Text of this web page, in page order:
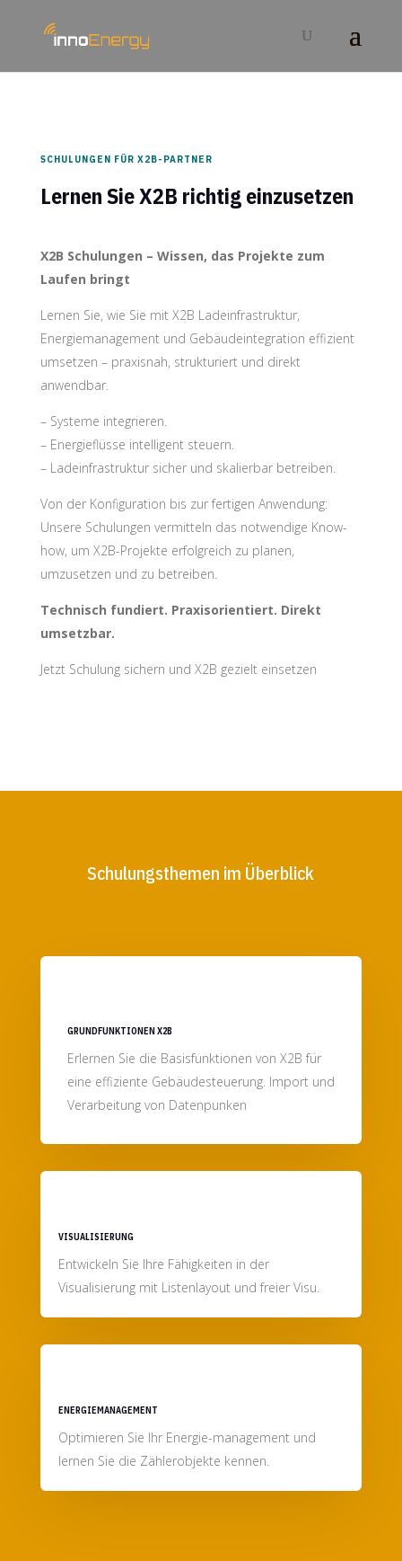
SCHULUNGEN FÜR X2B-PARTNER
Lernen Sie X2B richtig einzusetzen
X2B Schulungen – Wissen, das Projekte zum
Laufen bringt
Lernen Sie, wie Sie mit X2B Ladeinfrastruktur,
Energiemanagement und Gebäudeintegration effizient
umsetzen – praxisnah, strukturiert und direkt
anwendbar.
– Systeme integrieren.
– Energieflüsse intelligent steuern.
– Ladeinfrastruktur sicher und skalierbar betreiben.
Von der Konfiguration bis zur fertigen Anwendung:
Unsere Schulungen vermitteln das notwendige Know-
how, um X2B-Projekte erfolgreich zu planen,
umzusetzen und zu betreiben.
Technisch fundiert. Praxisorientiert. Direkt
umsetzbar.
Jetzt Schulung sichern und X2B gezielt einsetzen
Schulungsthemen im Überblick
GRUNDFUNKTIONEN X2B
Erlernen Sie die Basisfunktionen von X2B für
eine effiziente Gebäudesteuerung. Import und
Verarbeitung von Datenpunken
VISUALISIERUNG
Entwickeln Sie Ihre Fähigkeiten in der
Visualisierung mit Listenlayout und freier Visu.
ENERGIEMANAGEMENT
Optimieren Sie Ihr Energie-management und
lernen Sie die Zählerobjekte kennen.